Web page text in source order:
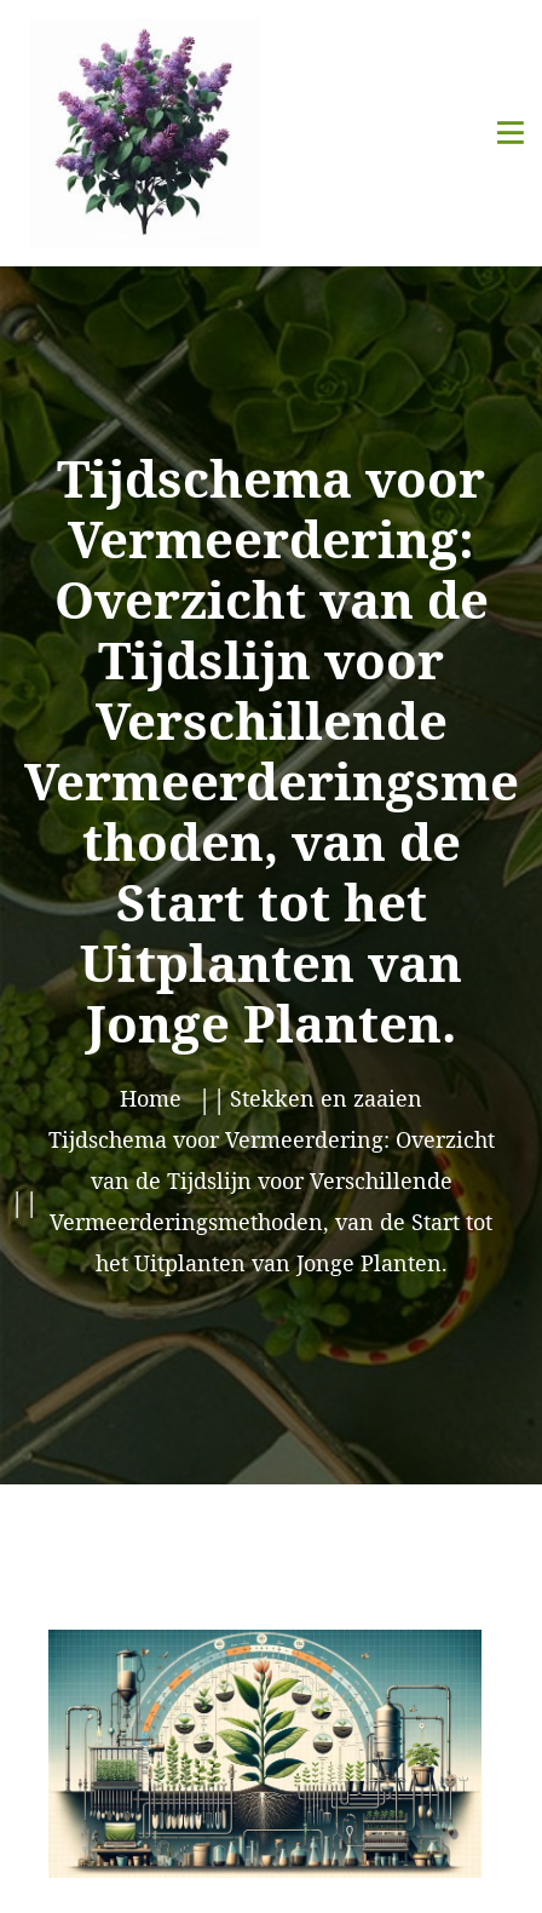
Tijdschema voor
Vermeerdering:
Overzicht van de
Tijdslijn voor
Verschillende
Vermeerderingsme
thoden, van de
Start tot het
Uitplanten van
Jonge Planten.
Home
Stekken en zaaien
Tijdschema voor Vermeerdering: Overzicht
van de Tijdslijn voor Verschillende
Vermeerderingsmethoden, van de Start tot
het Uitplanten van Jonge Planten.